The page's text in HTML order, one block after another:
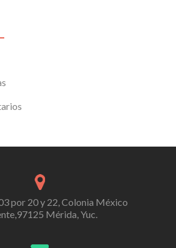
por 20 y 22, Colonia México
Mérida, Yuc.